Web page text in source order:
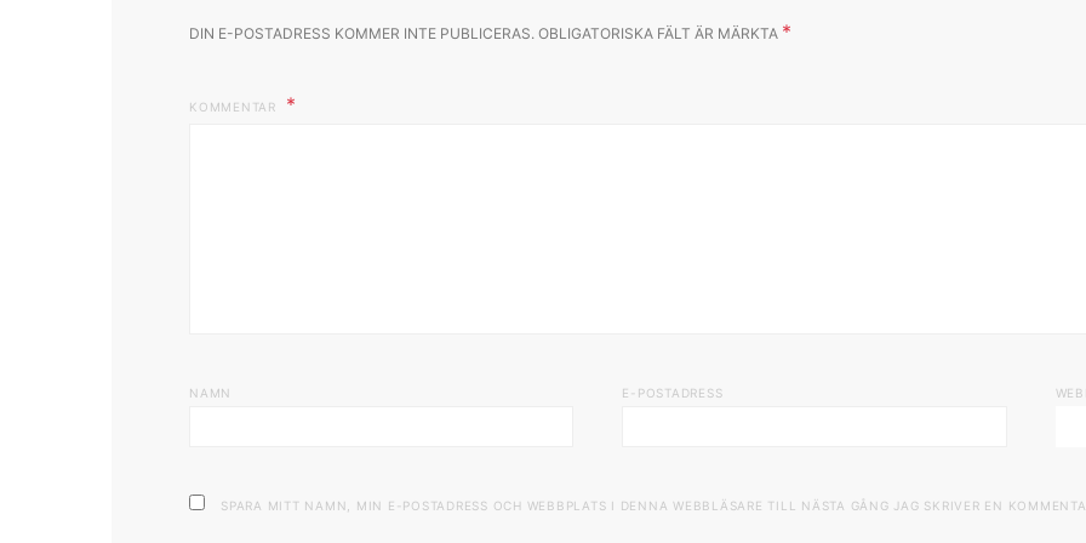
DIN E-POSTADRESS KOMMER INTE PUBLICERAS. OBLIGATORISKA FÄLT ÄR MÄRKTA *
KOMMENTAR
NAMN E-POSTADRESS
SPARA MITT NAMN, MIN E-POSTADRESS OCH WEBBPLATS I DENNA WEBBLÄSARE TILL NÄSTA GÅNG JAG SKRIVER EN